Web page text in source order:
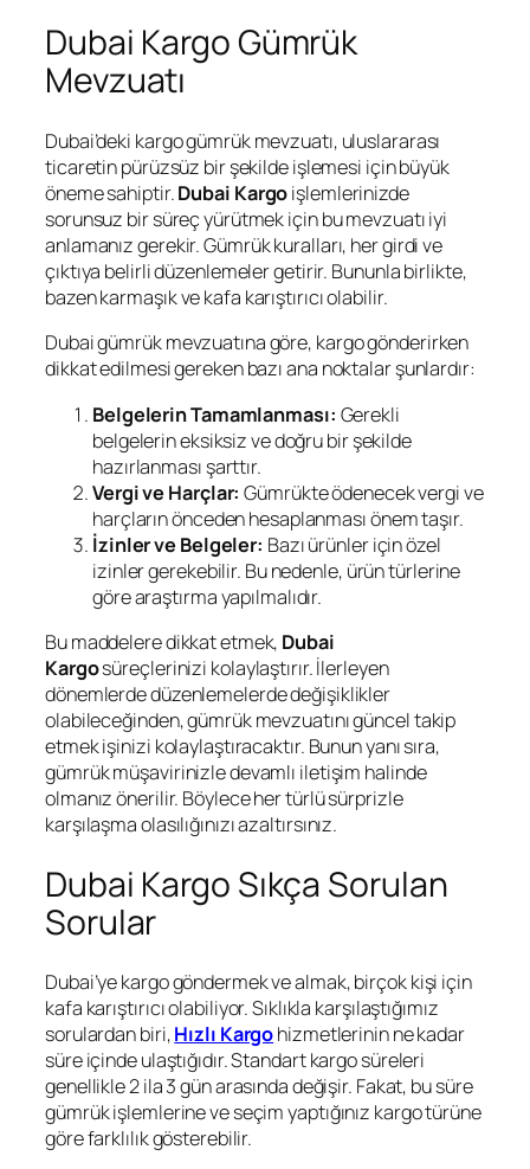
Dubai Kargo Gümrük
Mevzuatı
Dubai’deki kargo gümrük mevzuatı, uluslararası
ticaretin pürüzsüz bir şekilde işlemesi için büyük
öneme sahiptir.Dubai Kargoişlemlerinizde
sorunsuz bir süreç yürütmek için bu mevzuatı iyi
anlamanız gerekir. Gümrük kuralları, her girdi ve
çıktıya belirli düzenlemeler getirir. Bununla birlikte,
bazen karmaşık ve kafa karıştırıcı olabilir.
Dubai gümrük mevzuatına göre, kargo gönderirken
dikkat edilmesi gereken bazı ana noktalar şunlardır:
Belgelerin Tamamlanması: Gerekli
belgelerin eksiksiz ve doğru bir şekilde
hazırlanması şarttır.
Vergi ve Harçlar: Gümrükte ödenecek vergi ve
harçların önceden hesaplanması önem taşır.
İzinler ve Belgeler: Bazı ürünler için özel
izinler gerekebilir. Bu nedenle, ürün türlerine
göre araştırma yapılmalıdır.
Bu maddelere dikkat etmek, Dubai
Kargosüreçlerinizi kolaylaştırır. İlerleyen
dönemlerde düzenlemelerde değişiklikler
olabileceğinden, gümrük mevzuatını güncel takip
etmek işinizi kolaylaştıracaktır. Bunun yanı sıra,
gümrük müşavirinizle devamlı iletişim halinde
olmanız önerilir. Böylece her türlü sürprizle
karşılaşma olasılığınızı azaltırsınız.
Dubai Kargo Sıkça Sorulan
Sorular
Dubai’ye kargo göndermek ve almak, birçok kişi için
kafa karıştırıcı olabiliyor. Sıklıkla karşılaştığımız
sorulardan biri,Hızlı Kargohizmetlerinin ne kadar
süre içinde ulaştığıdır. Standart kargo süreleri
genellikle 2 ila 3 gün arasında değişir. Fakat, bu süre
gümrük işlemlerine ve seçim yaptığınız kargo türüne
göre farklılık gösterebilir.